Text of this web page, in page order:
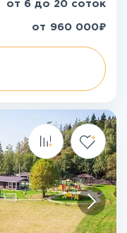
от 6 до 20 соток
от 960 000₽